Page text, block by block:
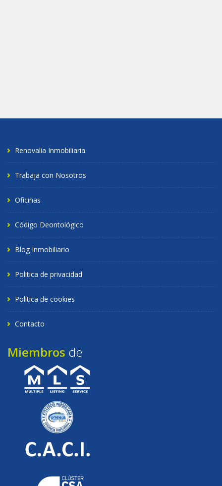
Renovalia Inmobiliaria
Trabaja con Nosotros
Oficinas
Código Deontológico
Blog Inmobiliario
Politica de privacidad
Politica de cookies
Contacto
Miembros de